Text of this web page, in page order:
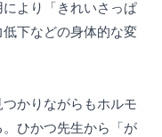
より「きれいさっぱ
下などの身体的な変
かりながらもホルモ
ひかつ先生から「が